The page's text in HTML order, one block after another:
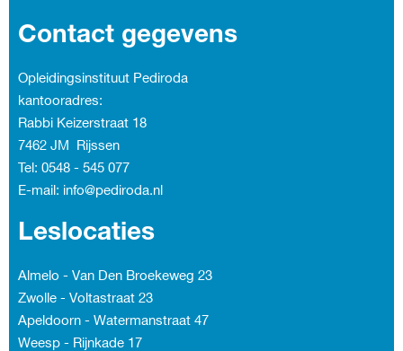
Contact gegevens
Opleidingsinstituut Pediroda
kantooradres:
Rabbi Keizerstraat 18
7462 JM Rijssen
Tel: 0548 - 545 077
E-mail: info@pediroda.nl
Leslocaties
Almelo - Van Den Broekeweg 23
Zwolle - Voltastraat 23
Apeldoorn - Watermanstraat 47
Weesp - Rijnkade 17